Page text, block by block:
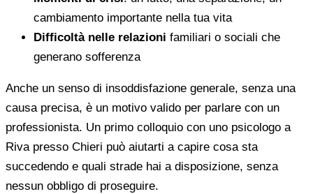
cambiamento importante nella tua vita
Difficoltà nelle relazioni familiari o sociali che
generano sofferenza
Anche un senso di insoddisfazione generale, senza una
causa precisa, è un motivo valido per parlare con un
professionista. Un primo colloquio con uno psicologo a
Riva presso Chieri può aiutarti a capire cosa sta
succedendo e quali strade hai a disposizione, senza
nessun obbligo di proseguire.